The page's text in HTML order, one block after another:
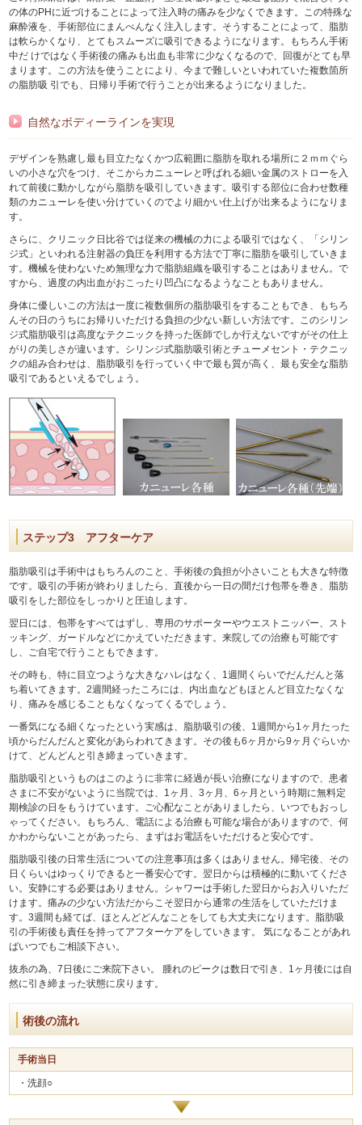
の体のPHに近づけることによって注入時の痛みを少なくできます。この特殊な
麻酔液を、手術部位にまんべんなく注入します。そうすることによって、脂肪
は軟らかくなり、とてもスムーズに吸引できるようになります。もちろん手術
中だ けではなく手術後の痛みも出血も非常に少なくなるので、回復がとても早
まります。この方法を使うことにより、今まで難しいといわれていた複数箇所
の脂肪吸 引でも、日帰り手術で行うことが出来るようになりました。
自然なボディーラインを実現
デザインを熟慮し最も目立たなくかつ広範囲に脂肪を取れる場所に２ｍｍぐら
いの小さな穴をつけ、そこからカニューレと呼ばれる細い金属のストローを入
れて前後に動かしながら脂肪を吸引していきます。吸引する部位に合わせ数種
類のカニューレを使い分けていくのでより細かい仕上げが出来るようになりま
す。
さらに、クリニック日比谷では従来の機械の力による吸引ではなく、「シリン
ジ式」といわれる注射器の負圧を利用する方法で丁寧に脂肪を吸引していきま
す。機械を使わないため無理な力で脂肪組織を吸引することはありません。で
すから、過度の内出血がおこったり凹凸になるようなこともありません。
身体に優しいこの方法は一度に複数個所の脂肪吸引をすることもでき、もちろ
んその日のうちにお帰りいただける負担の少ない新しい方法です。このシリン
ジ式脂肪吸引は高度なテクニックを持った医師でしか行えないですがその仕上
がりの美しさが違います。シリンジ式脂肪吸引術とチューメセント・テクニッ
クの組み合わせは、脂肪吸引を行っていく中で最も質が高く、最も安全な脂肪
吸引であるといえるでしょう。
ステップ3 アフターケア
脂肪吸引は手術中はもちろんのこと、手術後の負担が小さいことも大きな特徴
です。吸引の手術が終わりましたら、直後から一日の間だけ包帯を巻き、脂肪
吸引をした部位をしっかりと圧迫します。
翌日には、包帯をすべてはずし、専用のサポーターやウエストニッパー、スト
ッキング、ガードルなどにかえていただきます。来院しての治療も可能です
し、ご自宅で行うこともできます。
その時も、特に目立つような大きなハレはなく、1週間くらいでだんだんと落
ち着いてきます。2週間経ったころには、内出血などもほとんど目立たなくな
り、痛みを感じることもなくなってくるでしょう。
一番気になる細くなったという実感は、脂肪吸引の後、1週間から1ヶ月たった
頃からだんだんと変化があらわれてきます。その後も6ヶ月から9ヶ月ぐらいか
けて、どんどんと引き締まっていきます。
脂肪吸引というものはこのように非常に経過が長い治療になりますので、患者
さまに不安がないように当院では、1ヶ月、3ヶ月、6ヶ月という時期に無料定
期検診の日をもうけています。ご心配なことがありましたら、いつでもおっし
ゃってください。もちろん、電話による治療も可能な場合がありますので、何
かわからないことがあったら、まずはお電話をいただけると安心です。
脂肪吸引後の日常生活についての注意事項は多くはありません。帰宅後、その
日くらいはゆっくりできると一番安心です。翌日からは積極的に動いてくださ
い。安静にする必要はありません。シャワーは手術した翌日からお入りいただ
けます。痛みの少ない方法だからこそ翌日から通常の生活をしていただけま
す。3週間も経てば、ほとんどどんなことをしても大丈夫になります。脂肪吸
引の手術後も責任を持ってアフターケアをしていきます。 気になることがあれ
ばいつでもご相談下さい。
抜糸の為、7日後にご来院下さい。 腫れのピークは数日で引き、1ヶ月後には自
然に引き締まった状態に戻ります。
術後の流れ
手術当日
・洗顔○